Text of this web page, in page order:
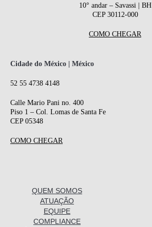
10° andar – Savassi | BH
CEP 30112-000
COMO CHEGAR
Cidade do México | México
52 55 4738 4148
Calle Mario Pani no. 400
Piso 1 – Col. Lomas de Santa Fe
CEP 05348
COMO CHEGAR
QUEM SOMOS
ATUAÇÃO
EQUIPE
COMPLIANCE